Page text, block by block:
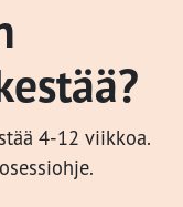
4-12 viikkoa.